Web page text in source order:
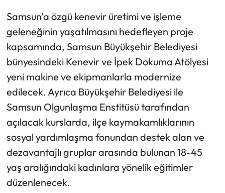
Samsun'a özgü kenevir üretimi ve işleme
geleneğinin yaşatılmasını hedefleyen proje
kapsamında, Samsun Büyükşehir Belediyesi
bünyesindeki Kenevir ve İpek Dokuma Atölyesi
yeni makine ve ekipmanlarla modernize
edilecek. Ayrıca Büyükşehir Belediyesi ile
Samsun Olgunlaşma Enstitüsü tarafından
açılacak kurslarda, ilçe kaymakamlıklarının
sosyal yardımlaşma fonundan destek alan ve
dezavantajlı gruplar arasında bulunan 18-45
yaş aralığındaki kadınlara yönelik eğitimler
düzenlenecek.